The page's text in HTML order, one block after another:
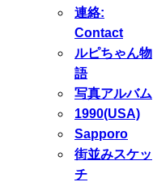
連絡:
Contact
ルピちゃん物
語
写真アルバム
1990(USA)
Sapporo
街並みスケッ
チ